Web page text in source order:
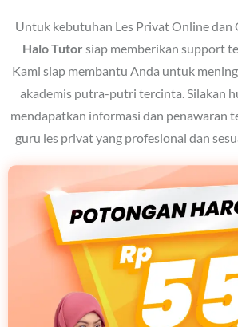
Untuk kebutuhan Les Privat Online dan
Halo Tutor siap memberikan support
Kami siap membantu Anda untuk
akademis putra-putri tercinta. Silakan
mendapatkan informasi dan penawaran
guru les privat yang profesional dan